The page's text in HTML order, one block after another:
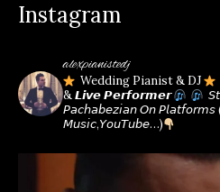
Instagram
alexpianistedj
Wedding Pianist & DJ
& 𝙇𝙞𝙫𝙚 𝙋𝙚𝙧𝙛𝙤𝙧𝙢𝙚𝙧
𝘗𝘢𝘤𝘩𝘢𝘣𝘦𝘻𝘪𝘢𝘯 𝘖𝘯 𝘗𝘭𝘢𝘵𝘧𝘰𝘳𝘮𝘴
𝘔𝘶𝘴𝘪𝘤,𝘠𝘰𝘶𝘛𝘶𝘣𝘦…)